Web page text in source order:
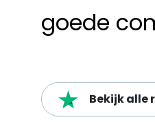
goede
Bekijk alle